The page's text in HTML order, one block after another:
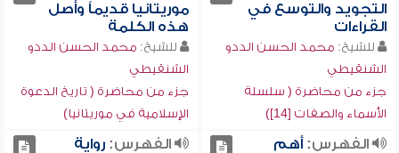
التجويد والتوسع في
القراءات
للشيخ: محمد الحسن الددو
الشنقيطي
جزء من محاضرة ( سلسلة
الأسماء والصفات [14])
موريتانيا قديماً وأصل
هذه الكلمة
للشيخ: محمد الحسن الددو
الشنقيطي
جزء من محاضرة ( تاريخ الدعوة
الإسلامية في موريتانيا)
الفهرس:أهم
الفهرس:رواية